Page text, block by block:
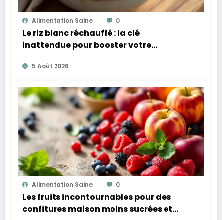
Alimentation Saine 0
Le riz blanc réchauffé : la clé
inattendue pour booster votre
microbiote
5 Août 2026
Alimentation Saine 0
Les fruits incontournables pour des
confitures maison moins sucrées et